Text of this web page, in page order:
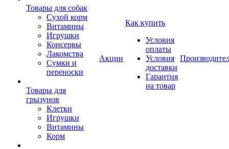
Товары для собак
Cухой корм
Витамины
Игрушки
Консервы
Лакомства
Сумки и
переноски
Товары для
грызунов
Клетки
Игрушки
Витамины
Корм
Акции
Как купить
Условия
оплаты
Условия
доставки
Гарантия
на товар